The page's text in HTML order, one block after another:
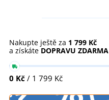
Nakupte ještě za 1 799 Kč
a získáte DOPRAVU ZDARMA
0 Kč / 1 799 Kč